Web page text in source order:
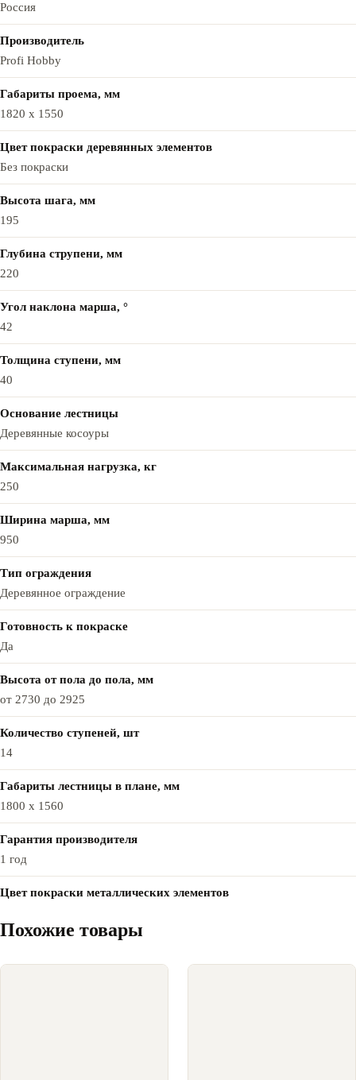
Россия
Производитель
Profi Hobby
Габариты проема, мм
1820 х 1550
Цвет покраски деревянных элементов
Без покраски
Высота шага, мм
195
Глубина струпени, мм
220
Угол наклона марша, °
42
Толщина ступени, мм
40
Основание лестницы
Деревянные косоуры
Максимальная нагрузка, кг
250
Ширина марша, мм
950
Тип ограждения
Деревянное ограждение
Готовность к покраске
Да
Высота от пола до пола, мм
от 2730 до 2925
Количество ступеней, шт
14
Габариты лестницы в плане, мм
1800 х 1560
Гарантия производителя
1 год
Цвет покраски металлических элементов
Похожие товары